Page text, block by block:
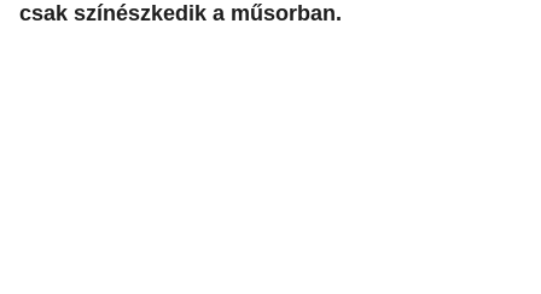
csak színészkedik a műsorban.